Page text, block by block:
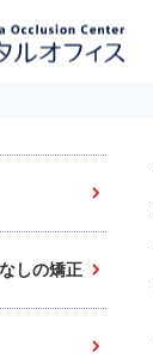
しの矯正